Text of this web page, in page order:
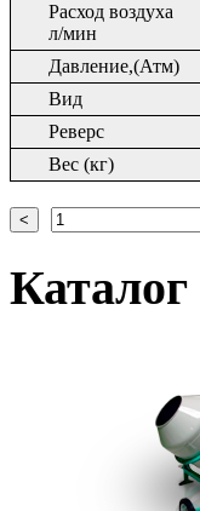
Расход воздуха
л/мин
Давление,(Атм)
Вид
Реверс
Вес (кг)
Каталог